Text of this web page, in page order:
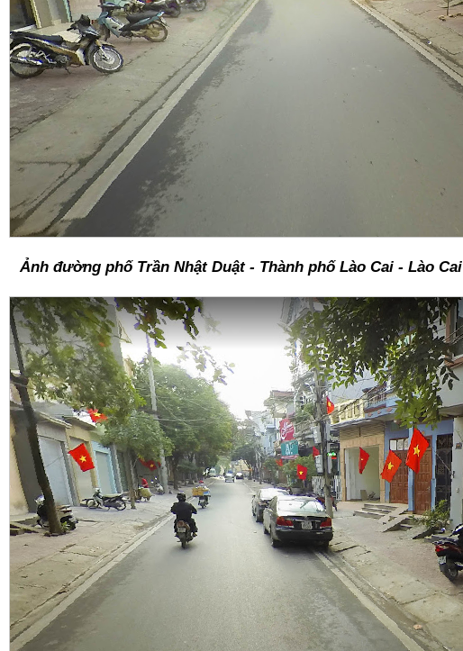
Ảnh đường phố Trần Nhật Duật - Thành phố Lào Cai - Lào Cai